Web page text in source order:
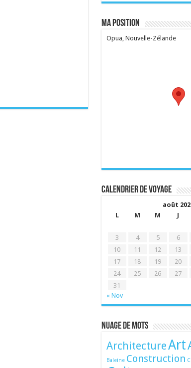
Ma position
Opua, Nouvelle-Zélande
Calendrier de voyage
août
L
M M J
3
4 5 6
10
11 12 13
17
18 19 20
24
25 26 27
31
« Nov
Nuage de mots
ArchitectureArt
Baleine Construction